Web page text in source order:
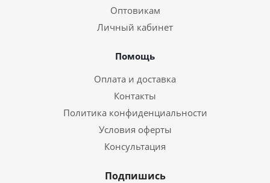
Оптовикам
Личный кабинет
Помощь
Оплата и доставка
Контакты
Политика конфиденциальности
Условия оферты
Консультация
Подпишись